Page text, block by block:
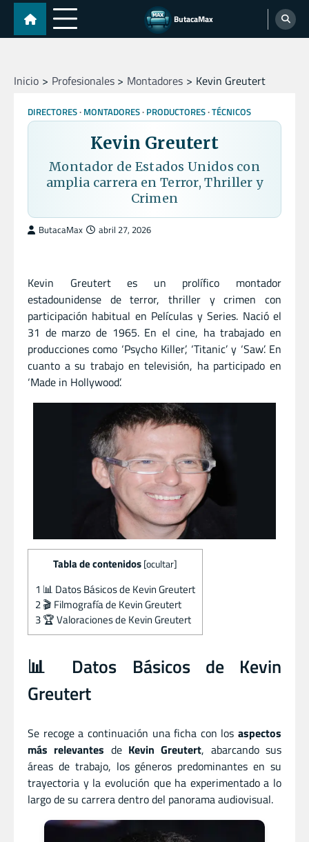
Skip
content
ButacaMax
Inicio Profesionales Montadores Kevin Greutert
DIRECTORES MONTADORES PRODUCTORES TÉCNICOS
Kevin Greutert
Montador de Estados Unidos con
amplia carrera en Terror, Thriller y
Crimen
ButacaMax abril 27, 2026
Kevin Greutert es un prolífico montador
estadounidense de terror, thriller y crimen con
participación habitual en Películas y Series. Nació el
31 de marzo de 1965. En el cine, ha trabajado en
producciones como ‘Psycho Killer’, ‘Titanic’ y ‘Saw’. En
cuanto a su trabajo en televisión, ha participado en
‘Made in Hollywood’.
Tabla de contenidos [ocultar]
1 📊 Datos Básicos de Kevin Greutert
2🎬 Filmografía de Kevin Greutert
3🏆 Valoraciones de Kevin Greutert
📊 Datos Básicos de Kevin
Greutert
Se recoge a continuación una ficha con los aspectos
más relevantes de Kevin Greutert, abarcando sus
áreas de trabajo, los géneros predominantes en su
trayectoria y la evolución que ha experimentado a lo
largo de su carrera dentro del panorama audiovisual.